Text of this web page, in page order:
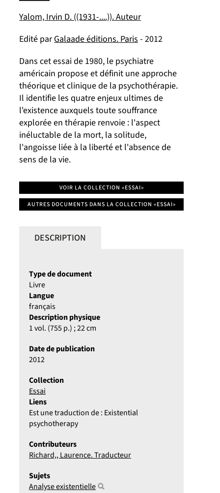
Yalom, Irvin D. ((1931-....)). Auteur
Edité parGalaade éditions. Paris- 2012
Dans cet essai de 1980, le psychiatre
américain propose et définit une approche
théorique et clinique de la psychothérapie.
Il identifie les quatre enjeux ultimes de
l'existence auxquels toute souffrance
explorée en thérapie renvoie : l'aspect
inéluctable de la mort, la solitude,
l'angoisse liée à la liberté et l'absence de
sens de la vie.
VOIR LA COLLECTION «ESSAI»
AUTRES DOCUMENTS DANS LA COLLECTION «ESSAI»
DESCRIPTION
Type de document
Livre
Langue
français
Description physique
1 vol. (755 p.) ; 22 cm
Date de publication
2012
Collection
Essai
Liens
Est une traduction de : Existential
psychotherapy
Contributeurs
Richard,, Laurence. Traducteur
Sujets
Analyse existentielle